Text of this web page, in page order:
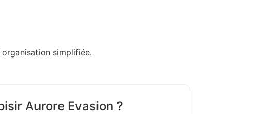
simplifiée.
Aurore Evasion ?